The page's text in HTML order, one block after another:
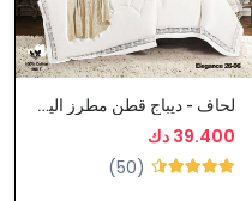
لحاف - ديباج قطن مطرز اليجانس كاليفورنيا نفرين كينغ سايز
39.400 دك
(50)